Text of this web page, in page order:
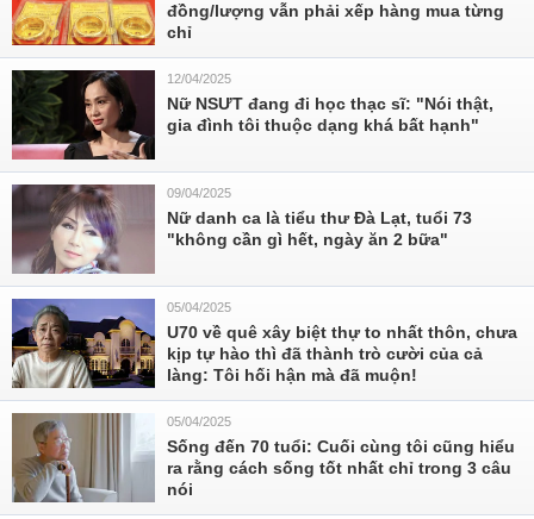
đồng/lượng vẫn phải xếp hàng mua từng
chỉ
12/04/2025
Nữ NSƯT đang đi học thạc sĩ: "Nói thật,
gia đình tôi thuộc dạng khá bất hạnh"
09/04/2025
Nữ danh ca là tiểu thư Đà Lạt, tuổi 73
"không cần gì hết, ngày ăn 2 bữa"
05/04/2025
U70 về quê xây biệt thự to nhất thôn, chưa
kịp tự hào thì đã thành trò cười của cả
làng: Tôi hối hận mà đã muộn!
05/04/2025
Sống đến 70 tuổi: Cuối cùng tôi cũng hiểu
ra rằng cách sống tốt nhất chỉ trong 3 câu
nói